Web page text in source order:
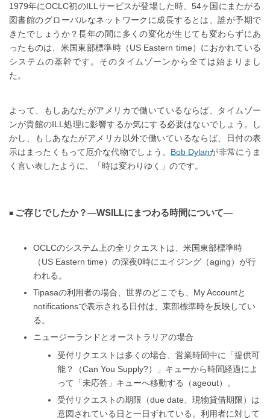
1979年にOCLC初のILLサービスが登場した時、54ヶ国にまたがる
図書館のグローバルなネットワークに成長するとは、誰が予期で
きたでしょうか？長年の間に多くの変化が生じても変わらずにあ
ったものは、米国東部標準時（US Eastern time）におかれている
システムの基幹です。そのタイムゾーンから全ては始まりまし
た。
よって、もしあなたがアメリカで働いているならば、タイムゾー
ンが貴館のILL処理に影響するか気にする必要はないでしょう。し
かし、もしあなたがアメリカ以外で働いているならば、日付の表
示はまったくもって厄介な代物でしょう。 Bob Dylanが非常にうま
く言い表したように、「時は変わりゆく」のです。
ご存じでしたか？―WSILLにまつわる時間について―
OCLCのシステム上の全リクエストは、米国東部標準時
（US Eastern time）の深夜0時にエイジング（aging）が行
われる。
Tipasaの利用者の場合、世界のどこでも、My Accountと
notificationsで表示される日付は、東部標準時を反映してい
る。
ニュージーランドとオーストラリアの場合
受付リクエストは多くの場合、営業時間中に「提供可
能？（Can You Supply?）」キューから時間経過によ
って「未応答」キューへ移動する（ageout）。
受付リクエストの期限（due date、現物貸借期限）は
意図されている日と一日ずれている。利用者に対して